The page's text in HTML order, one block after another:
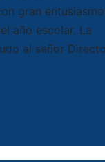
gran entusiasmo
año escolar. La
al señor